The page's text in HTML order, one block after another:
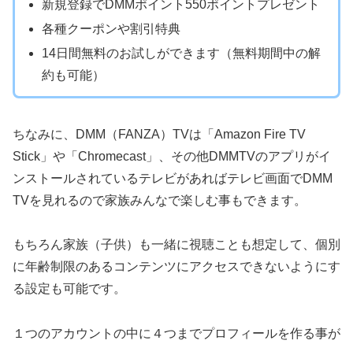
新規登録でDMMポイント550ポイントプレゼント
各種クーポンや割引特典
14日間無料のお試しができます（無料期間中の解
約も可能）
ちなみに、DMM（FANZA）TVは「Amazon Fire TV
Stick」や「Chromecast」、その他DMMTVのアプリがイ
ンストールされているテレビがあればテレビ画面でDMM
TVを見れるので家族みんなで楽しむ事もできます。
もちろん家族（子供）も一緒に視聴ことも想定して、個別
に年齢制限のあるコンテンツにアクセスできないようにす
る設定も可能です。
１つのアカウントの中に４つまでプロフィールを作る事が